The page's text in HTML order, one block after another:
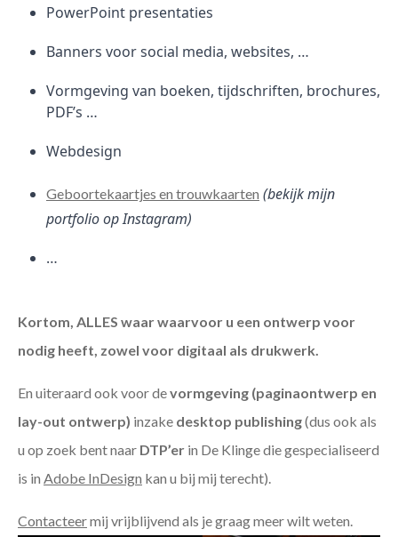
PowerPoint presentaties
Banners voor social media, websites, …
Vormgeving van boeken, tijdschriften, brochures,
PDF’s …
Webdesign
Geboortekaartjes en trouwkaarten (bekijk mijn
portfolio op Instagram)
…
Kortom, ALLES waar waarvoor u een ontwerp voor
nodig heeft, zowel voor digitaal als drukwerk.
En uiteraard ook voor devormgeving (paginaontwerp en
lay-out ontwerp) inzake desktop publishing(dus ook als
u op zoek bent naar DTP’er in De Klinge die gespecialiseerd
is in Adobe InDesign kan u bij mij terecht).
Contacteermij vrijblijvend als je graag meer wilt weten.